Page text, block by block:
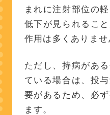
まれに注射部位の
低下が見られるこ
作用は多くありま
ただし、持病があ
ている場合は、投
要があるため、必
ます。